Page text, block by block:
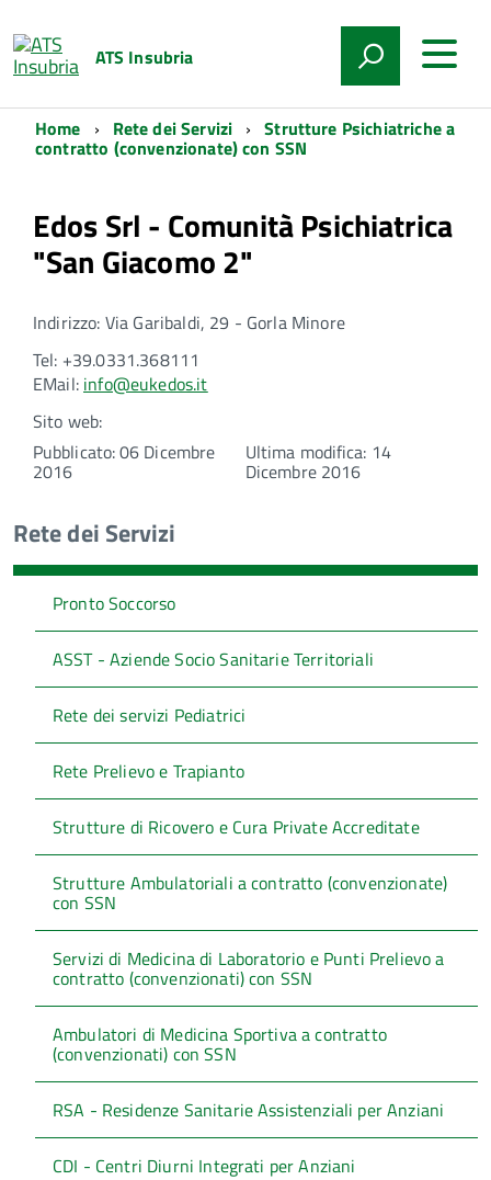
ATS Insubria
Home Rete dei Servizi Strutture Psichiatriche a
contratto (convenzionate) con SSN
Edos Srl - Comunità Psichiatrica
"San Giacomo 2"
Indirizzo: Via Garibaldi, 29 - Gorla Minore
Tel: +39.0331.368111
EMail: info@eukedos.it
Sito web:
Pubblicato: 06 Dicembre
2016
Ultima modifica: 14
Dicembre 2016
Rete dei Servizi
Pronto Soccorso
ASST - Aziende Socio Sanitarie Territoriali
Rete dei servizi Pediatrici
Rete Prelievo e Trapianto
Strutture di Ricovero e Cura Private Accreditate
Strutture Ambulatoriali a contratto (convenzionate)
con SSN
Servizi di Medicina di Laboratorio e Punti Prelievo a
contratto (convenzionati) con SSN
Ambulatori di Medicina Sportiva a contratto
(convenzionati) con SSN
RSA - Residenze Sanitarie Assistenziali per Anziani
CDI - Centri Diurni Integrati per Anziani